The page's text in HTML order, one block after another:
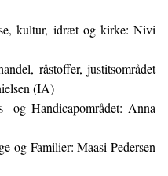
kultur, idræt og kirke: Nivi
råstoffer, justitsområdet
(IA)
og Handicapområdet: Anna
og Familier: Maasi Pedersen